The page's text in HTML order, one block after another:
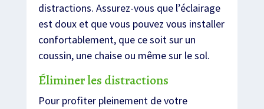
distractions. Assurez-vous que l’éclairage
est doux et que vous pouvez vous installer
confortablement, que ce soit sur un
coussin, une chaise ou même sur le sol.
Éliminer les distractions
Pour profiter pleinement de votre